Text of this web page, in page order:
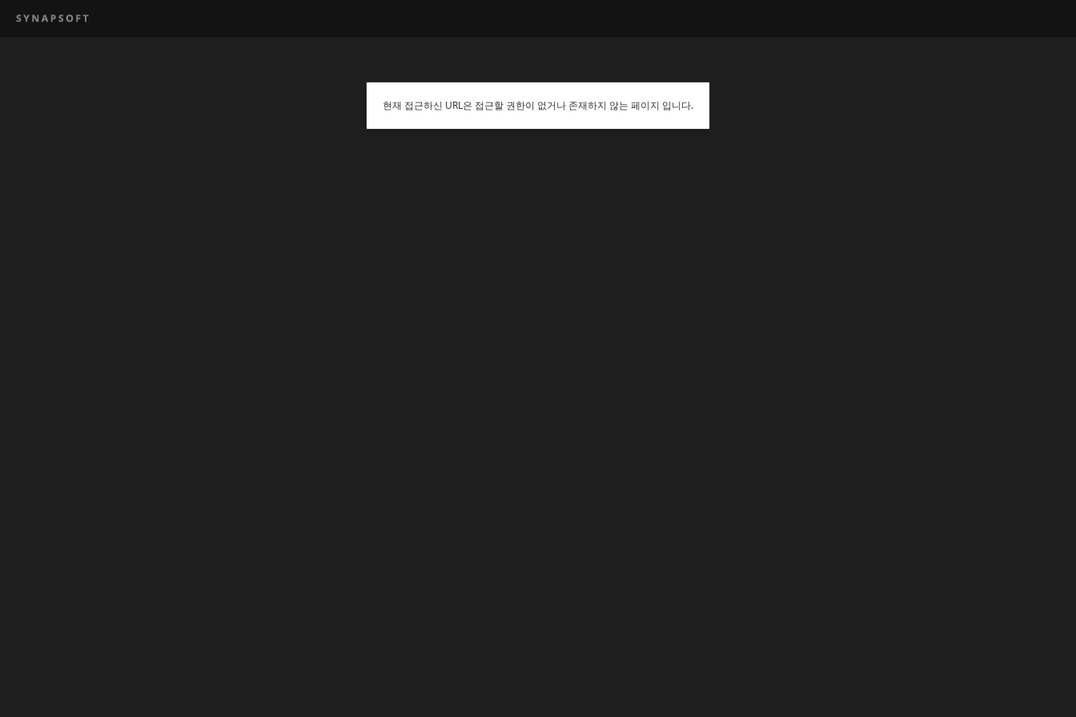
현재 접근하신 URL은 접근할 권한이 없거나 존재하지 않는 페이지 입니다.